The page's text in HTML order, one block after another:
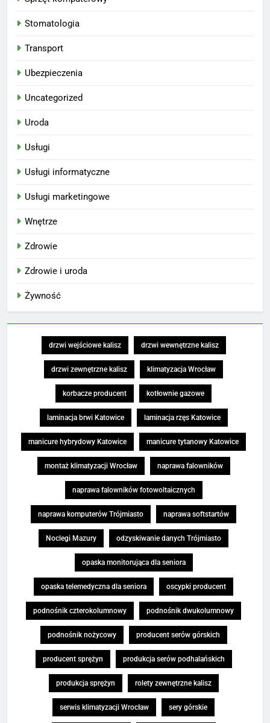
Stomatologia
Transport
Ubezpieczenia
Uncategorized
Uroda
Usługi
Usługi informatyczne
Usługi marketingowe
Wnętrze
Zdrowie
Zdrowie i uroda
Żywność
drzwi wejściowe kalisz drzwi wewnętrzne kalisz
drzwi zewnętrzne kalisz klimatyzacja Wrocław
korbacze producent kotłownie gazowe
laminacja brwi Katowice laminacja rzęs Katowice
manicure hybrydowy Katowice manicure tytanowy Katowice
montaż klimatyzacji Wrocław naprawa falowników
naprawa falowników fotowoltaicznych
naprawa komputerów Trójmiasto naprawa softstartów
Noclegi Mazury odzyskiwanie danych Trójmiasto
opaska monitorująca dla seniora
opaska telemedyczna dla seniora oscypki producent
podnośnik czterokolumnowy podnośnik dwukolumnowy
podnośnik nożycowy producent serów górskich
producent sprężyn produkcja serów podhalańskich
produkcja sprężyn rolety zewnętrzne kalisz
serwis klimatyzacji Wrocław sery górskie